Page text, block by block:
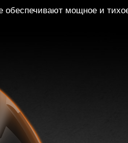
обеспечивают мощное и